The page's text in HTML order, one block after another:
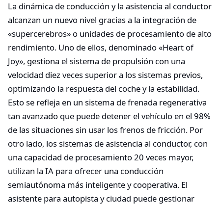
La dinámica de conducción y la asistencia al conductor
alcanzan un nuevo nivel gracias a la integración de
«supercerebros» o unidades de procesamiento de alto
rendimiento. Uno de ellos, denominado «Heart of
Joy», gestiona el sistema de propulsión con una
velocidad diez veces superior a los sistemas previos,
optimizando la respuesta del coche y la estabilidad.
Esto se refleja en un sistema de frenada regenerativa
tan avanzado que puede detener el vehículo en el 98%
de las situaciones sin usar los frenos de fricción. Por
otro lado, los sistemas de asistencia al conductor, con
una capacidad de procesamiento 20 veces mayor,
utilizan la IA para ofrecer una conducción
semiautónoma más inteligente y cooperativa. El
asistente para autopista y ciudad puede gestionar